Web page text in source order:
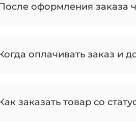
оформления заказа
оплачивать заказ и
заказать товар со